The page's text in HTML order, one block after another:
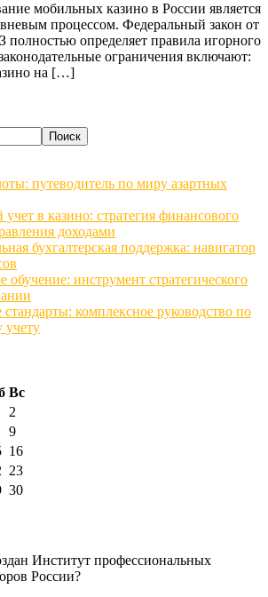
мобильных казино в России является
процессом. Федеральный закон от
определяет правила игорного
ограничения включают:
на […]
Поиск
путеводитель по миру азартных
учет в казино: стратегия финансового
доходами
бухгалтерская поддержка: навигатор
обучение: инструмент стратегического
стандарты: комплексное руководство по
учету
Вс
2
9
16
23
30
Институт профессиональных
России?